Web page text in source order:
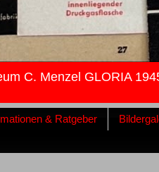
C. Menzel GLORIA
& Ratgeber